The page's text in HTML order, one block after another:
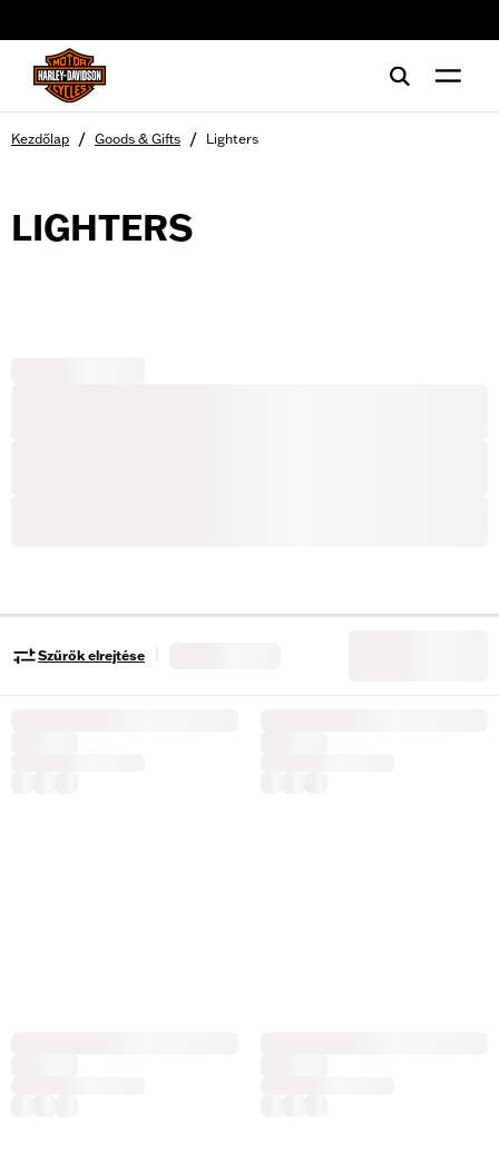
Kezdőlap / Goods & Gifts / Lighters
LIGHTERS
Szűrők elrejtése